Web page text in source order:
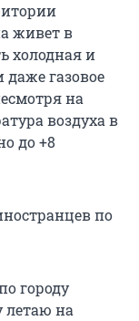
живет в
холодная и
даже газовое
на
воздуха в
до +8
по
городу
летаю на